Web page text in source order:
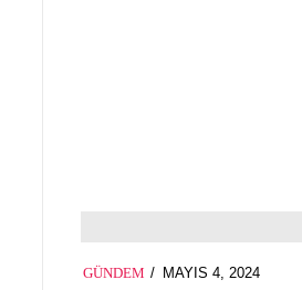
GÜNDEM
POSTED
MAYIS 4, 2024MAYIS